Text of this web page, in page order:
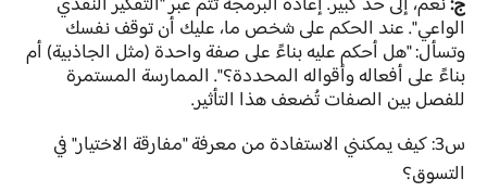
الواعي". عند الحكم على شخص ما، عليك أن توقف نفسك
وتسأل: "هل أحكم عليه بناءً على صفة واحدة (مثل الجاذبية) أم
بناءً على أفعاله وأقواله المحددة؟". الممارسة المستمرة
للفصل بين الصفات تُضعف هذا التأثير.
س3: كيف يمكنني الاستفادة من معرفة "مفارقة الاختيار" في
التسوق؟